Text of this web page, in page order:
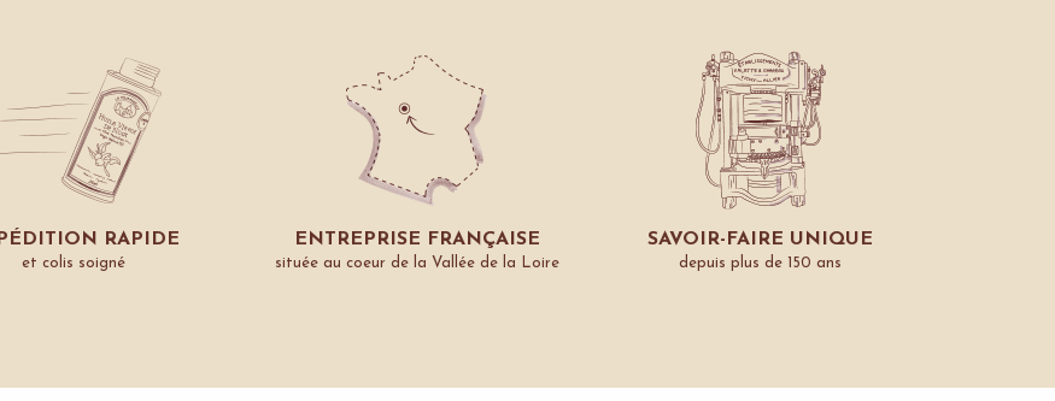
RAPIDE
et colis soigné
ENTREPRISE FRANÇAISE
située au coeur de la Vallée de la Loire
SAVOIR-FAIRE UNIQUE
depuis plus de 150 ans